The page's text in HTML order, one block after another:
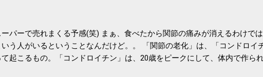
パーで売れまくる予感(笑) まぁ、食べたから関節の痛みが消えるわけで
う人がいるということなんだけど。。 「関節の老化」は、「コンドロイ
起こるもの。「コンドロイチン」は、20歳をピークにして、体内で作ら